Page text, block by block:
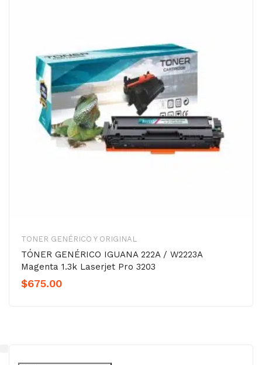
TONER GENÉRICO Y ORIGINAL
TÓNER GENÉRICO IGUANA 222A / W2223A
Magenta 1.3k Laserjet Pro 3203
$675.00